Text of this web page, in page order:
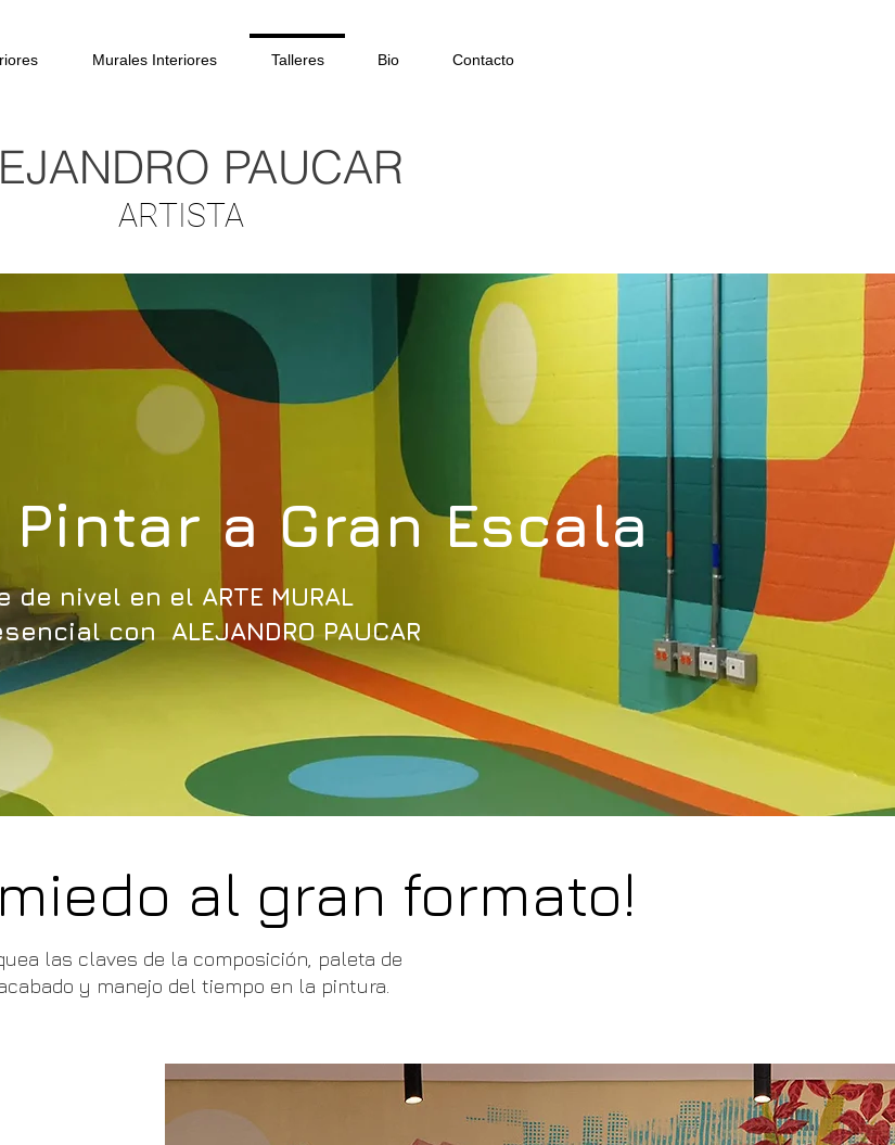
Murales Interiores Talleres Bio Contacto
PAUCAR
ARTISTA
a Gran Escala
de nivel en el ARTE MURAL
con ALEJANDRO PAUCAR
al gran formato!
las claves de la composición, paleta de
y manejo del tiempo en la pintura.